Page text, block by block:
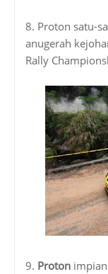
8. Proton satu-
anugerah
Rally
9. Proton